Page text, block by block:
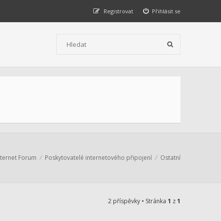
Přihlásit se
Registrovat
Forum Poskytovatelé internetového připojení Ostatní
2 příspěvky • Stránka 1 z1